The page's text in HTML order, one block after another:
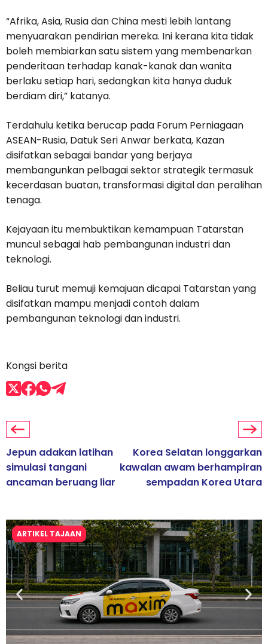
“Afrika, Asia, Rusia dan China mesti lebih lantang
menyuarakan pendirian mereka. Ini kerana kita tidak
boleh membiarkan satu sistem yang membenarkan
penderitaan terhadap kanak-kanak dan wanita
berlaku setiap hari, sedangkan kita hanya duduk
berdiam diri,” katanya.
Terdahulu ketika berucap pada Forum Perniagaan
ASEAN-Rusia, Datuk Seri Anwar berkata, Kazan
disifatkan sebagai bandar yang berjaya
membangunkan pelbagai sektor strategik termasuk
kecerdasan buatan, transformasi digital dan peralihan
tenaga.
Kejayaan itu membuktikan kemampuan Tatarstan
muncul sebagai hab pembangunan industri dan
teknologi.
Beliau turut memuji kemajuan dicapai Tatarstan yang
disifatkan mampu menjadi contoh dalam
pembangunan teknologi dan industri.
Kongsi berita
Jepun adakan latihan
simulasi tangani
ancaman beruang liar
Korea Selatan longgarkan
kawalan awam berhampiran
sempadan Korea Utara
ARTIKEL TAJAAN